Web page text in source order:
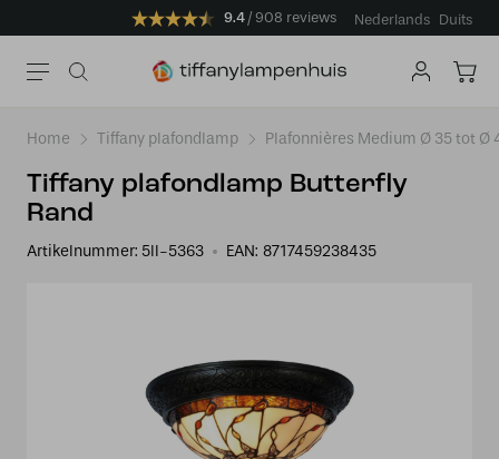
9.4 908 reviews Nederlands Duits
Home Tiffany plafondlamp Plafonnières Medium Ø 35 tot Ø
Tiffany plafondlamp Butterfly
Rand
Artikelnummer: 5ll-5363 EAN: 8717459238435